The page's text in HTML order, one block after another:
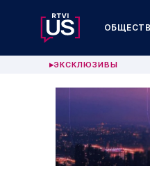
▶ЭКСКЛЮЗИВЫ